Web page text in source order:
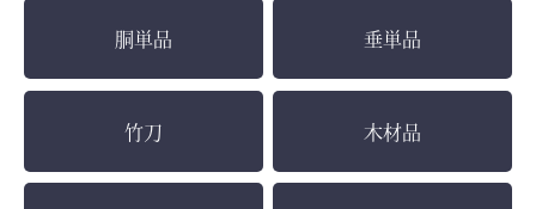
胴単品 垂単品
竹刀 木材品